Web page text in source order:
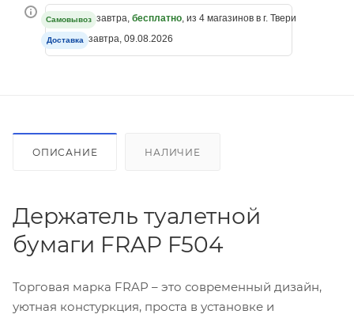
Самовывоз завтра, бесплатно, из 4 магазинов в г. Твери
Доставка завтра, 09.08.2026
ОПИСАНИЕ НАЛИЧИЕ
Держатель туалетной
бумаги FRAP F504
Торговая марка FRAP – это современный дизайн,
уютная констуркция, проста в установке и